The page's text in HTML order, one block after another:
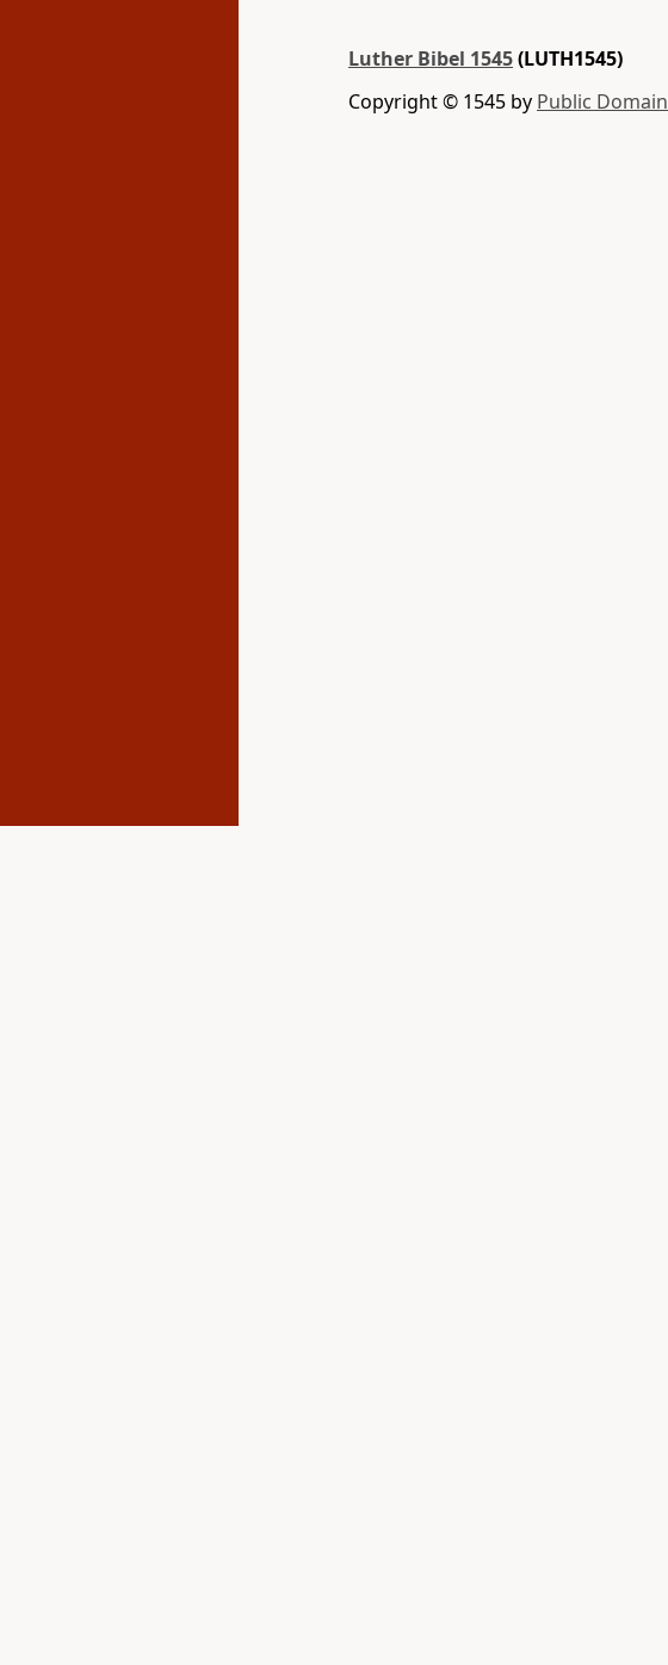
Luther Bibel 1545(LUTH1545)
Copyright © 1545 by Public Domain